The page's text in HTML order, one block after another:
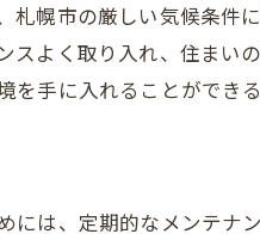
計画
しを実現
ためのリフォーム術
幌市の厳しい気候条件
よく取り入れ、住まい
手に入れることができる
は、定期的なメンテナ